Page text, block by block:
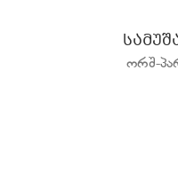
ორშ-